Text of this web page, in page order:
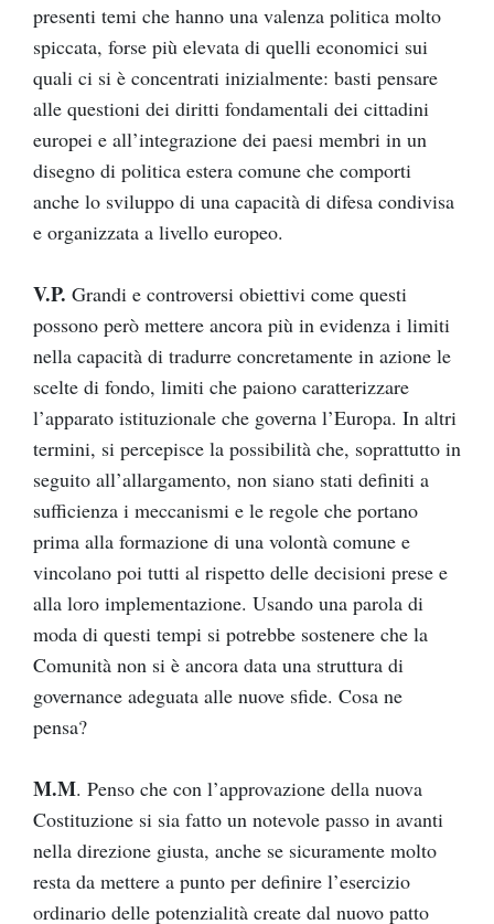
presenti temi che hanno una valenza politica molto
spiccata, forse più elevata di quelli economici sui
quali ci si è concentrati inizialmente: basti pensare
alle questioni dei diritti fondamentali dei cittadini
europei e all’integrazione dei paesi membri in un
disegno di politica estera comune che comporti
anche lo sviluppo di una capacità di difesa condivisa
e organizzata a livello europeo.
V.P. Grandi e controversi obiettivi come questi
possono però mettere ancora più in evidenza i limiti
nella capacità di tradurre concretamente in azione le
scelte di fondo, limiti che paiono caratterizzare
l’apparato istituzionale che governa l’Europa. In altri
termini, si percepisce la possibilità che, soprattutto in
seguito all’allargamento, non siano stati definiti a
sufficienza i meccanismi e le regole che portano
prima alla formazione di una volontà comune e
vincolano poi tutti al rispetto delle decisioni prese e
alla loro implementazione. Usando una parola di
moda di questi tempi si potrebbe sostenere che la
Comunità non si è ancora data una struttura di
governance adeguata alle nuove sfide. Cosa ne
pensa?
M.M. Penso che con l’approvazione della nuova
Costituzione si sia fatto un notevole passo in avanti
nella direzione giusta, anche se sicuramente molto
resta da mettere a punto per definire l’esercizio
ordinario delle potenzialità create dal nuovo patto